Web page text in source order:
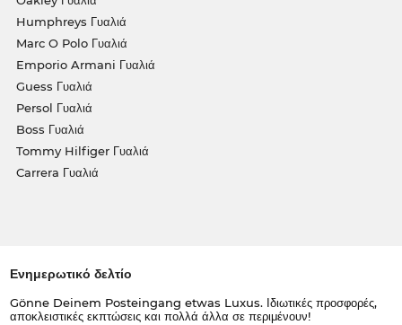
Humphreys Γυαλιά
Marc O Polo Γυαλιά
Emporio Armani Γυαλιά
Guess Γυαλιά
Persol Γυαλιά
Boss Γυαλιά
Tommy Hilfiger Γυαλιά
Carrera Γυαλιά
Ενημερωτικό δελτίο
Gönne Deinem Posteingang etwas Luxus. Ιδιωτικές προσφορές,
αποκλειστικές εκπτώσεις και πολλά άλλα σε περιμένουν!